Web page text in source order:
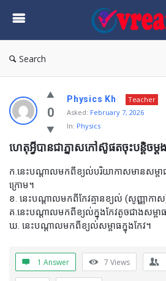
vrean.com
Search
0
Physics Kh
Teacher
Asked: February 7, 2026
In: Physics
ហេតុអ្វីបានជាភ្នាសកៅស៊ូផតចុះបន្តិចម្
ក.នេះបណ្តាលមកពីខ្យល់បរិយាកាសមានសម្ពា
ក្រោម។
ខ. នេះបណ្តាលមកពីកែវគ្មានខ្យល់ (សូញ្ញាកា
គ.នេះបណ្តាលមកពីខ្យល់ក្នុងកែវតូចជាងសម្ព
ឃ. នេះបណ្តាលមកពីខ្យល់សម្ពាធក្នុងកែវ។
1 Answer 7 Views